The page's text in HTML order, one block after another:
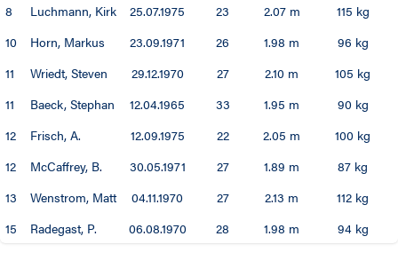
8
Luchmann, Kirk 25.07.1975 23 2.07 m
115 kg
10
Horn, Markus 23.09.1971 26 1.98 m
96 kg
11
Wriedt, Steven 29.12.1970 27 2.10 m
105 kg
11
Baeck, Stephan 12.04.1965 33 1.95 m
90 kg
12
Frisch, A. 12.09.1975 22 2.05 m
100 kg
12
McCaffrey, B. 30.05.1971 27 1.89 m
87 kg
13
Wenstrom, Matt 04.11.1970 27 2.13 m
112 kg
15
Radegast, P. 06.08.1970 28 1.98 m 94 kg